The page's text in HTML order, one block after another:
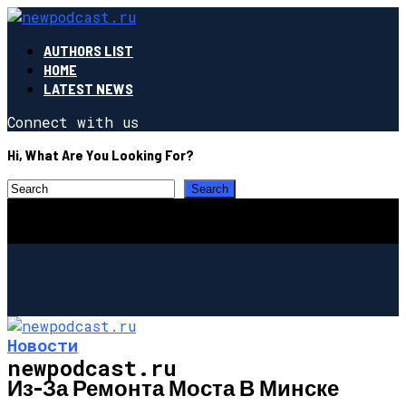
AUTHORS LIST
HOME
LATEST NEWS
Connect with us
Hi, What Are You Looking For?
newpodcast.ru
Новости
Из-За Ремонта Моста В Минске